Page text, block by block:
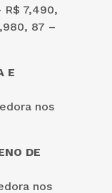
R$ 7,490,
87 –
E
nos
DE
nos